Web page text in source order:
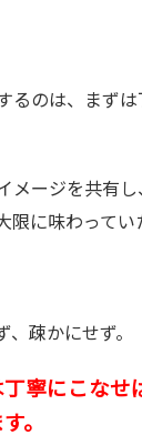
るのは、まず
メージを共有
限に味わってい
疎かにせず。
寧にこなせ
。